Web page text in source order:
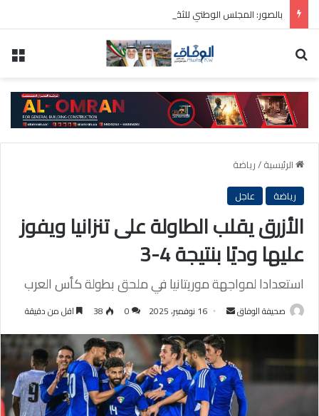
الرئيسية/رياضة
رياضة
عاجل
الأزرق يقلب الطاولة على تنزانيا ويفوز
عليها وديًا بنتيجة 4-3
استعدادا لمواجهة موريتانيا في ملحق بطولة كأس العرب
صحيفة الوفاق
أرسل
إلكترونيا
16 نوفمبر، 2025 0
38 اقل من دقيقة